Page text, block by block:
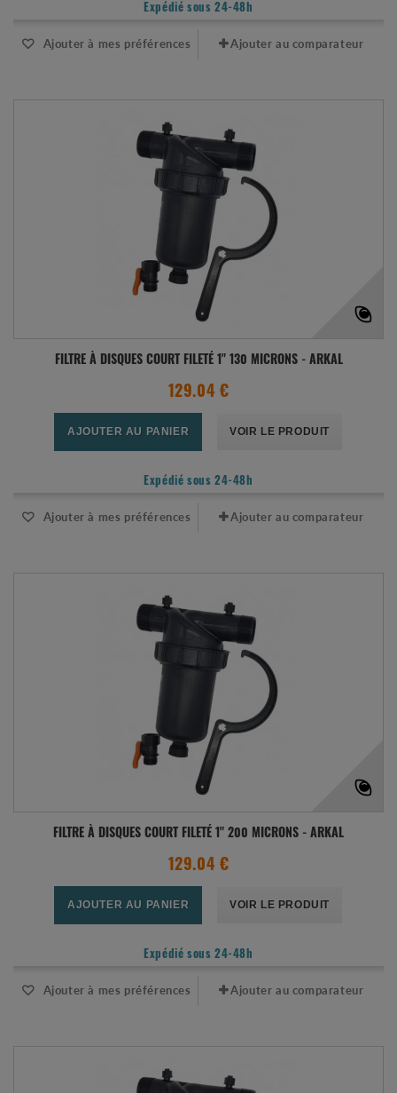
Expédié sous 24-48h
Ajouter à mes préférences Ajouter au comparateur
FILTRE À DISQUES COURT FILETÉ 1" 130 MICRONS - ARKAL
129.04 €
AJOUTER AU PANIER VOIR LE PRODUIT
Expédié sous 24-48h
Ajouter à mes préférences Ajouter au comparateur
FILTRE À DISQUES COURT FILETÉ 1" 200 MICRONS - ARKAL
129.04 €
AJOUTER AU PANIER VOIR LE PRODUIT
Expédié sous 24-48h
Ajouter à mes préférences Ajouter au comparateur